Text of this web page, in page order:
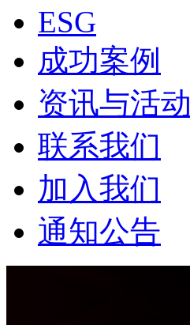
ESG
成功案例
资讯与活动
联系我们
加入我们
通知公告